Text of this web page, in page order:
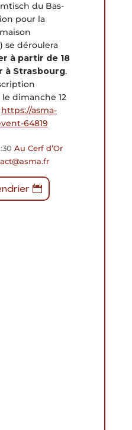
du Bas-
pour la
se déroulera
à partir de 18
à Strasbourg.
dimanche 12
https://asma-
64819
Au Cerf d’Or